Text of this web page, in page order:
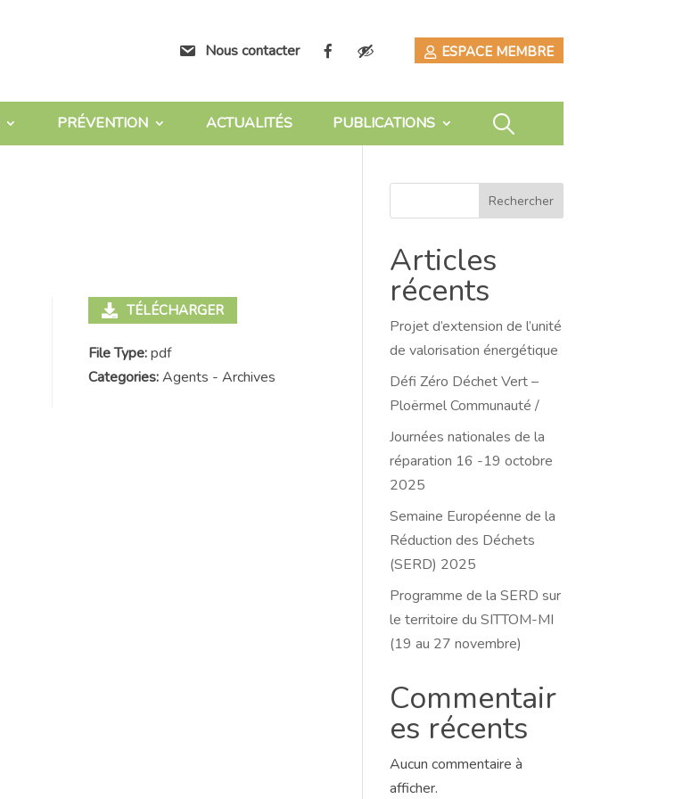
Nous contacter ESPACE MEMBRE
PRÉVENTION ACTUALITÉS PUBLICATIONS
TÉLÉCHARGER
File Type:pdf
Categories:Agents - Archives
Rechercher
Articles
récents
Projet d’extension de l’unité
de valorisation énergétique
Défi Zéro Déchet Vert –
Ploërmel Communauté /
Journées nationales de la
réparation 16 -19 octobre
2025
Semaine Européenne de la
Réduction des Déchets
(SERD) 2025
Programme de la SERD sur
le territoire du SITTOM-MI
(19 au 27 novembre)
Commentair
es récents
Aucun commentaire à
afficher.